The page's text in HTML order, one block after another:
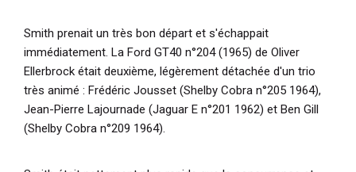
Smith prenait un très bon départ et s'échappait
immédiatement. La Ford GT40 n°204 (1965) de Oliver
Ellerbrock était deuxième, légèrement détachée d'un trio
très animé : Frédéric Jousset (Shelby Cobra n°205 1964),
Jean-Pierre Lajournade (Jaguar E n°201 1962) et Ben Gill
(Shelby Cobra n°209 1964).